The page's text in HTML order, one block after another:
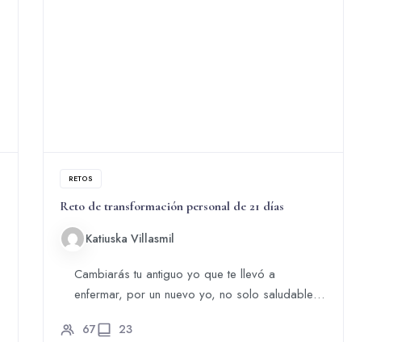
RETOS
Reto de transformación personal de 21 días
Katiuska Villasmil
Cambiarás tu antiguo yo que te llevó a
enfermar, por un nuevo yo, no solo saludable
67 23